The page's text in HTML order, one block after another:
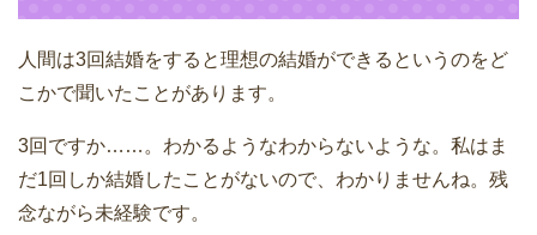
人間は3回結婚をすると理想の結婚ができるというのをど
こかで聞いたことがあります。
3回ですか……。わかるようなわからないような。私はま
だ1回しか結婚したことがないので、わかりませんね。残
念ながら未経験です。